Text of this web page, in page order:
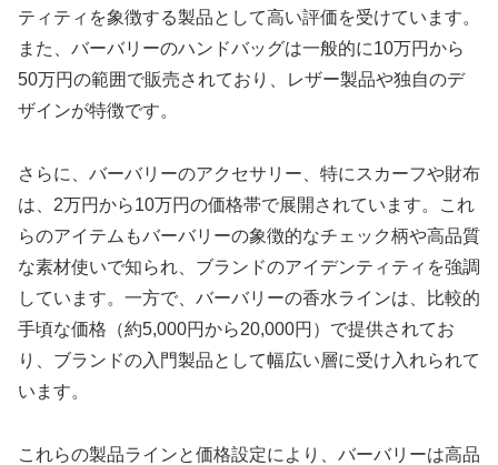
ティティを象徴する製品として高い評価を受けています。
また、バーバリーのハンドバッグは一般的に10万円から
50万円の範囲で販売されており、レザー製品や独自のデ
ザインが特徴です。
さらに、バーバリーのアクセサリー、特にスカーフや財布
は、2万円から10万円の価格帯で展開されています。これ
らのアイテムもバーバリーの象徴的なチェック柄や高品質
な素材使いで知られ、ブランドのアイデンティティを強調
しています。一方で、バーバリーの香水ラインは、比較的
手頃な価格（約5,000円から20,000円）で提供されてお
り、ブランドの入門製品として幅広い層に受け入れられて
います。
これらの製品ラインと価格設定により、バーバリーは高品